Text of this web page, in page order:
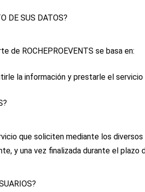
DE SUS DATOS?
de ROCHEPROEVENTS se basa en:
la información y prestarle el
que soliciten mediante los
y una vez finalizada durante el plazo